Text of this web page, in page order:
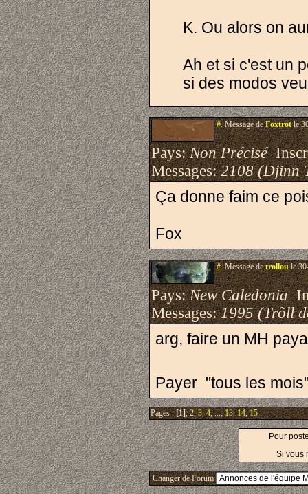
K. Ou alors on
Ah et si c'est un
si des modos
#.Message deFoxtrotle
Pays:Non Précisé
Messages:2108 (Djinn
Ça donne faim ce
Fox
#.Message detrolloule
Pays:New Caledonia
Messages:1995 (Trõll
arg, faire un MH
Payer "tous les
Pages :[1],2,3,4, ...,13,14,15
Pour
Si vous
Changer de Forum